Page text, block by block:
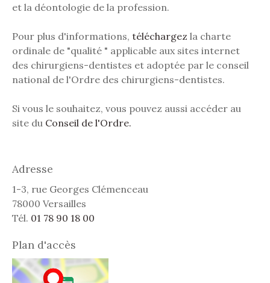
et la déontologie de la profession.
Pour plus d'informations, téléchargez la charte
ordinale de "qualité " applicable aux sites internet
des chirurgiens-dentistes et adoptée par le conseil
national de l'Ordre des chirurgiens-dentistes.
Si vous le souhaitez, vous pouvez aussi accéder au
site du Conseil de l'Ordre.
Adresse
1-3, rue Georges Clémenceau
78000 Versailles
Tél. 01 78 90 18 00
Plan d'accès